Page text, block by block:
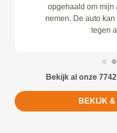
opgehaald om mijn
nemen. De auto
tegen
Bekijk al onze
BEKIJK